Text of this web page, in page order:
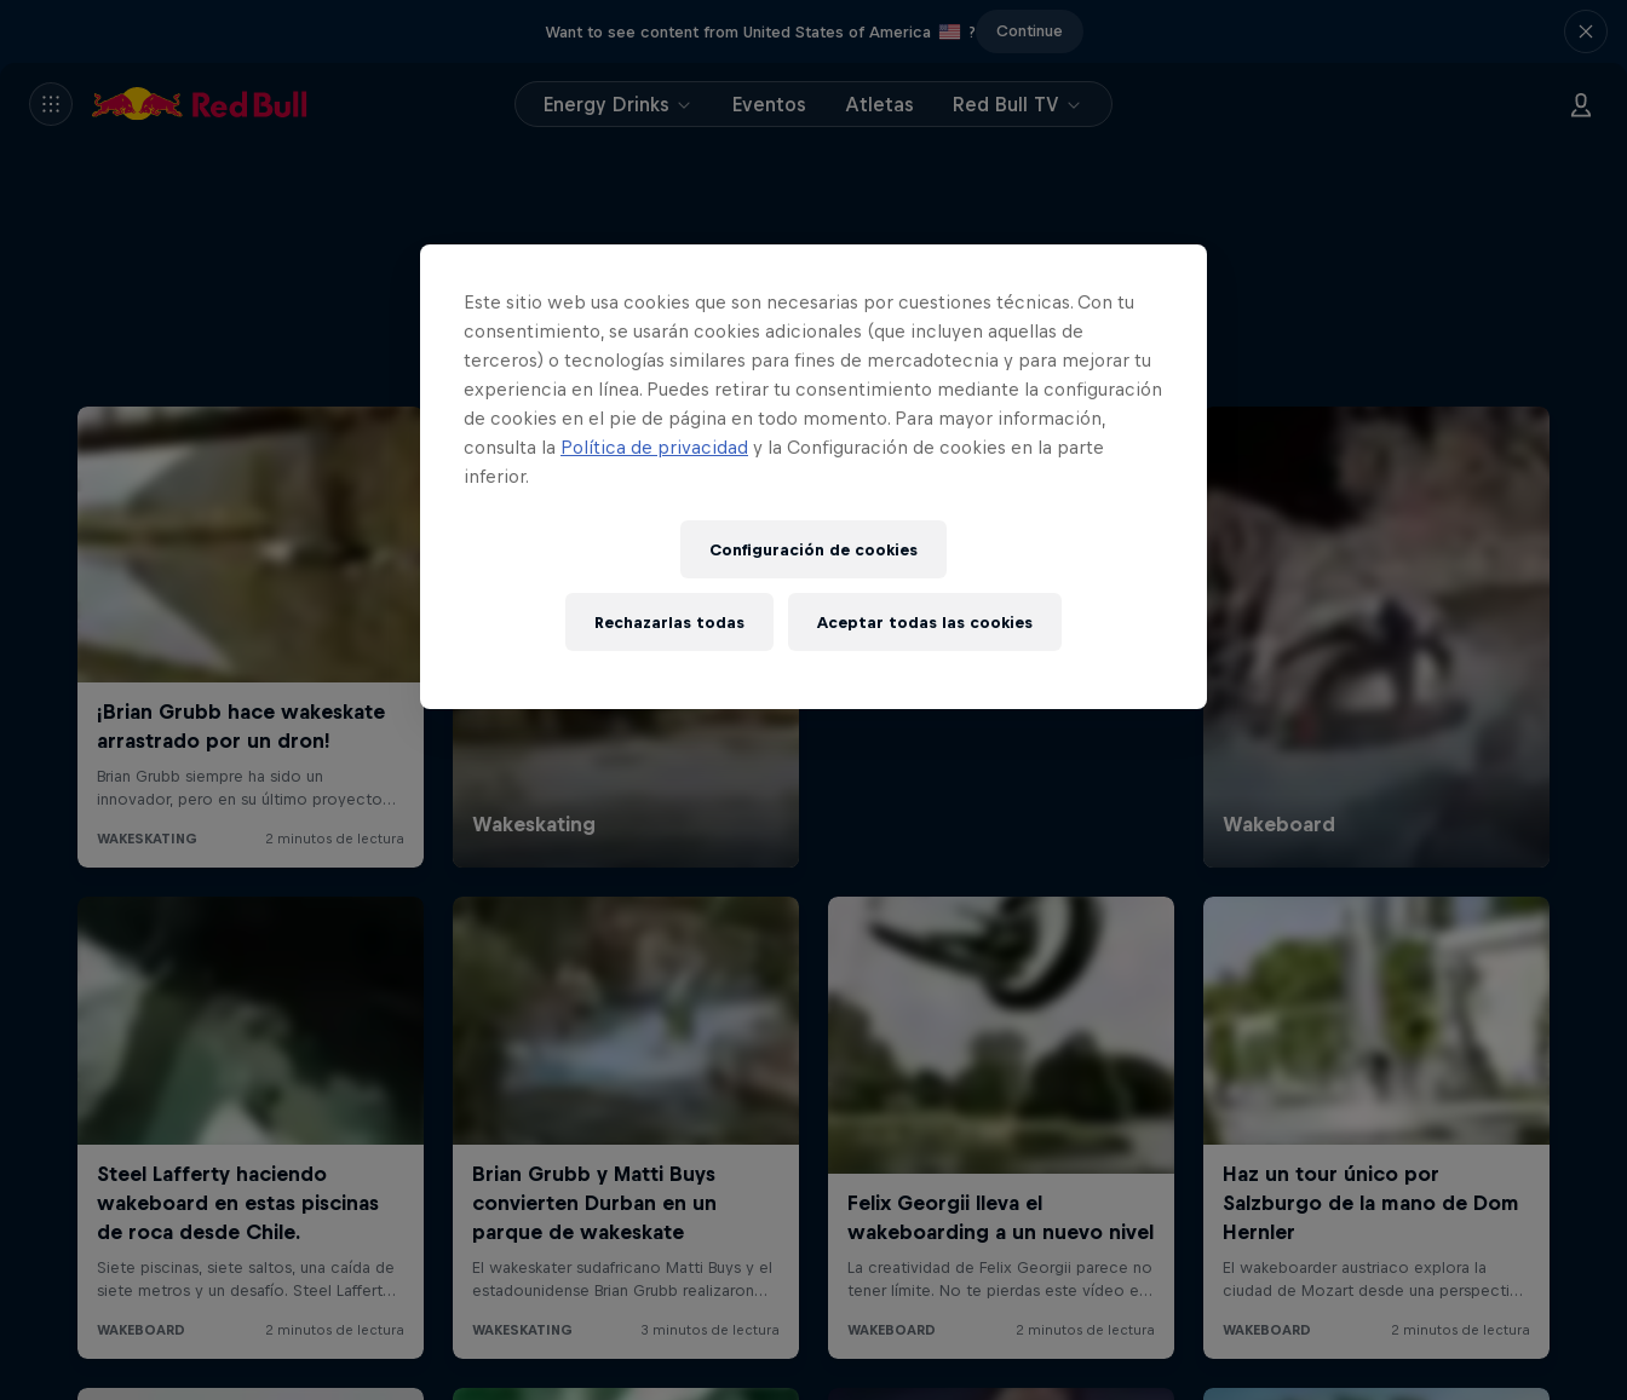
Want to see content from United States of America ? Continue
Energy Drinks Eventos Atletas Red Bull TV
Más contenidos similares
La vida es más divertida con un
cabrestante
1 Temporada · 11 episodios
WAKEBOARD
Este sitio web usa cookies que son necesarias por cuestiones técnicas. Con tu
consentimiento, se usarán cookies adicionales (que incluyen aquellas de
terceros) o tecnologías similares para fines de mercadotecnia y para mejorar tu
experiencia en línea. Puedes retirar tu consentimiento mediante la configuración
de cookies en el pie de página en todo momento. Para mayor información,
consulta la Política de privacidad y la Configuración de cookies en la parte
inferior.
Configuración de cookies
Rechazarlas todas Aceptar todas las cookies